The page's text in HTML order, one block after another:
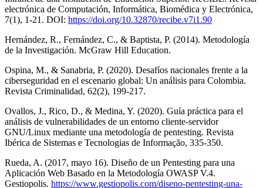
electrónica de Computación, Informática, Biomédica y Electrónica,
7(1), 1-21. DOI: https://doi.org/10.32870/recibe.v7i1.90
Hernández, R., Fernández, C., & Baptista, P. (2014). Metodología
de la Investigación. McGraw Hill Education.
Ospina, M., & Sanabria, P. (2020). Desafíos nacionales frente a la
ciberseguridad en el escenario global: Un análisis para Colombia.
Revista Criminalidad, 62(2), 199-217.
Ovallos, J., Rico, D., & Medina, Y. (2020). Guía práctica para el
análisis de vulnerabilidades de un entorno cliente-servidor
GNU/Linux mediante una metodología de pentesting. Revista
Ibérica de Sistemas e Tecnologias de Informação, 335-350.
Rueda, A. (2017, mayo 16). Diseño de un Pentesting para una
Aplicación Web Basado en la Metodología OWASP V.4.
Gestiopolis. https://www.gestiopolis.com/diseno-pentesting-una-